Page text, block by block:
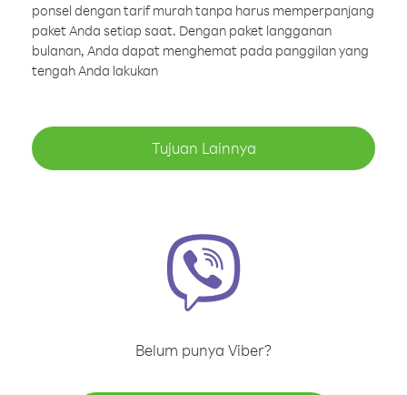
ponsel dengan tarif murah tanpa harus memperpanjang
paket Anda setiap saat. Dengan paket langganan
bulanan, Anda dapat menghemat pada panggilan yang
tengah Anda lakukan
Tujuan Lainnya
Belum punya Viber?